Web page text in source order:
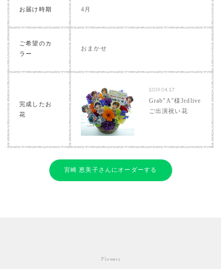
お届け時期 4月
ご希望のカ
ラー
おまかせ
完成したお
花
2019.04.27
Grab"A"様3rdlive
ご出演祝い花
宮崎 恵美子さんにオーダーする
Flowers